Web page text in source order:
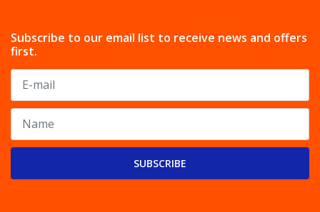
Subscribe to our email list to receive news and offers
first.
SUBSCRIBE